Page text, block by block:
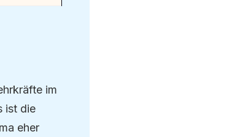
im
ist die
eher